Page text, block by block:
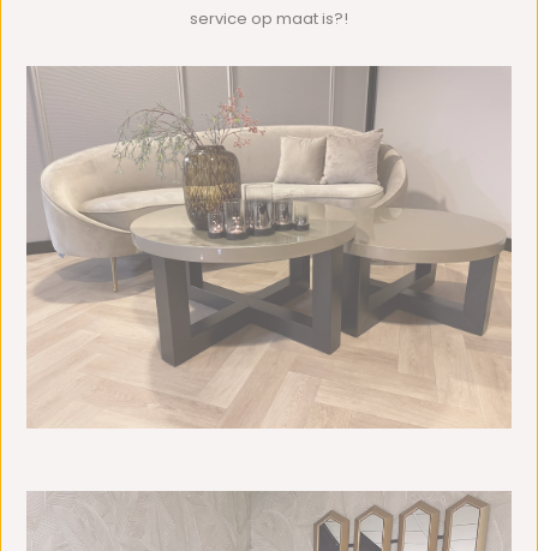
service op maat is?!